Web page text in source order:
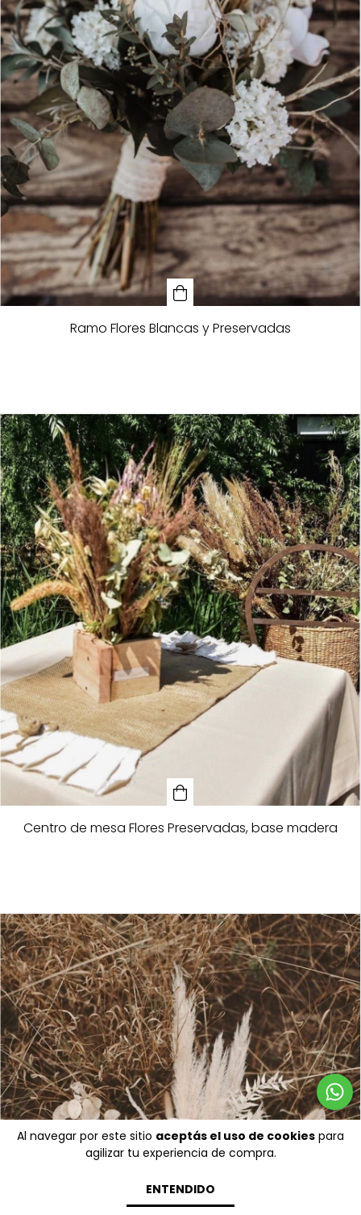
Al navegar por este sitio aceptás el uso de cookies para
agilizar tu experiencia de compra.
ENTENDIDO
Ramo Flores Blancas y Preservadas
Centro de mesa Flores Preservadas, base madera